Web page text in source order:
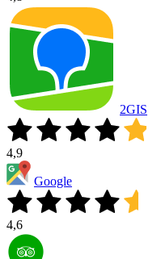
2GIS
4,9
Google
4,6